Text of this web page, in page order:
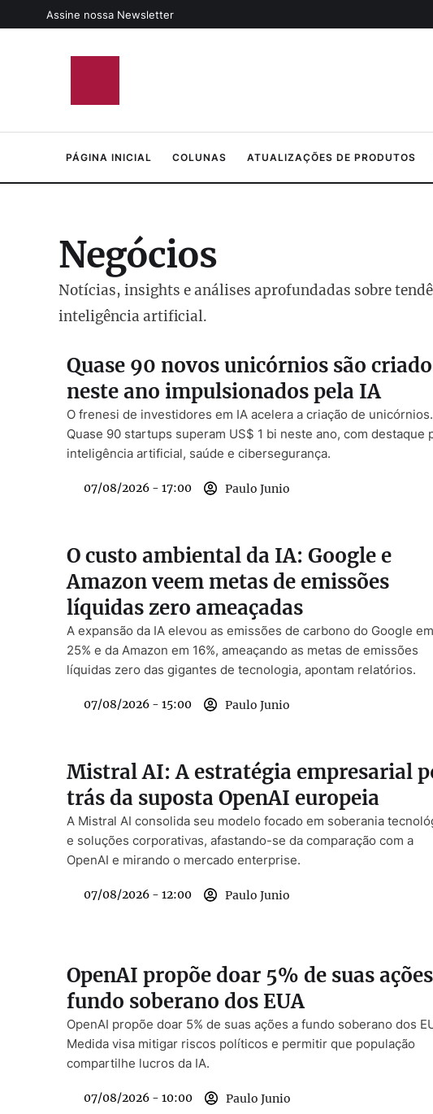
Assine nossa Newsletter
PÁGINA INICIAL COLUNAS ATUALIZAÇÕES DE PRODUTOS
Negócios
Notícias, insights e análises aprofundadas sobre
inteligência artificial.
Quase 90 novos unicórnios são
neste ano impulsionados pela IA
O frenesi de investidores em IA acelera a criação de unicórnios.
Quase 90 startups superam US$ 1 bi neste ano, com destaque
inteligência artificial, saúde e cibersegurança.
07/08/2026 - 17:00 Paulo Junio
O custo ambiental da IA: Google e
Amazon veem metas de emissões
líquidas zero ameaçadas
A expansão da IA elevou as emissões de carbono do Google em
25% e da Amazon em 16%, ameaçando as metas de emissões
líquidas zero das gigantes de tecnologia, apontam relatórios.
07/08/2026 - 15:00 Paulo Junio
Mistral AI: A estratégia empresarial
trás da suposta OpenAI europeia
A Mistral AI consolida seu modelo focado em soberania
e soluções corporativas, afastando-se da comparação com a
OpenAI e mirando o mercado enterprise.
07/08/2026 - 12:00 Paulo Junio
OpenAI propõe doar 5% de suas
fundo soberano dos EUA
OpenAI propõe doar 5% de suas ações a fundo soberano dos
Medida visa mitigar riscos políticos e permitir que população
compartilhe lucros da IA.
07/08/2026 - 10:00 Paulo Junio